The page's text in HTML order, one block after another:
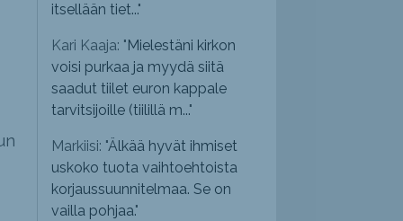
itsellään tiet..."
Kari Kaaja: " Mielestäni kirkon
voisi purkaa ja myydä siitä
saadut tiilet euron kappale
tarvitsijoille (tiilillä m..."
Markiisi: "Älkää hyvät ihmiset
uskoko tuota vaihtoehtoista
korjaussuunnitelmaa. Se on
vailla pohjaa."